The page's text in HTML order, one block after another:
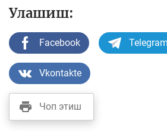
Улашиш:
Facebook Telegram
Vkontakte
Чоп этиш